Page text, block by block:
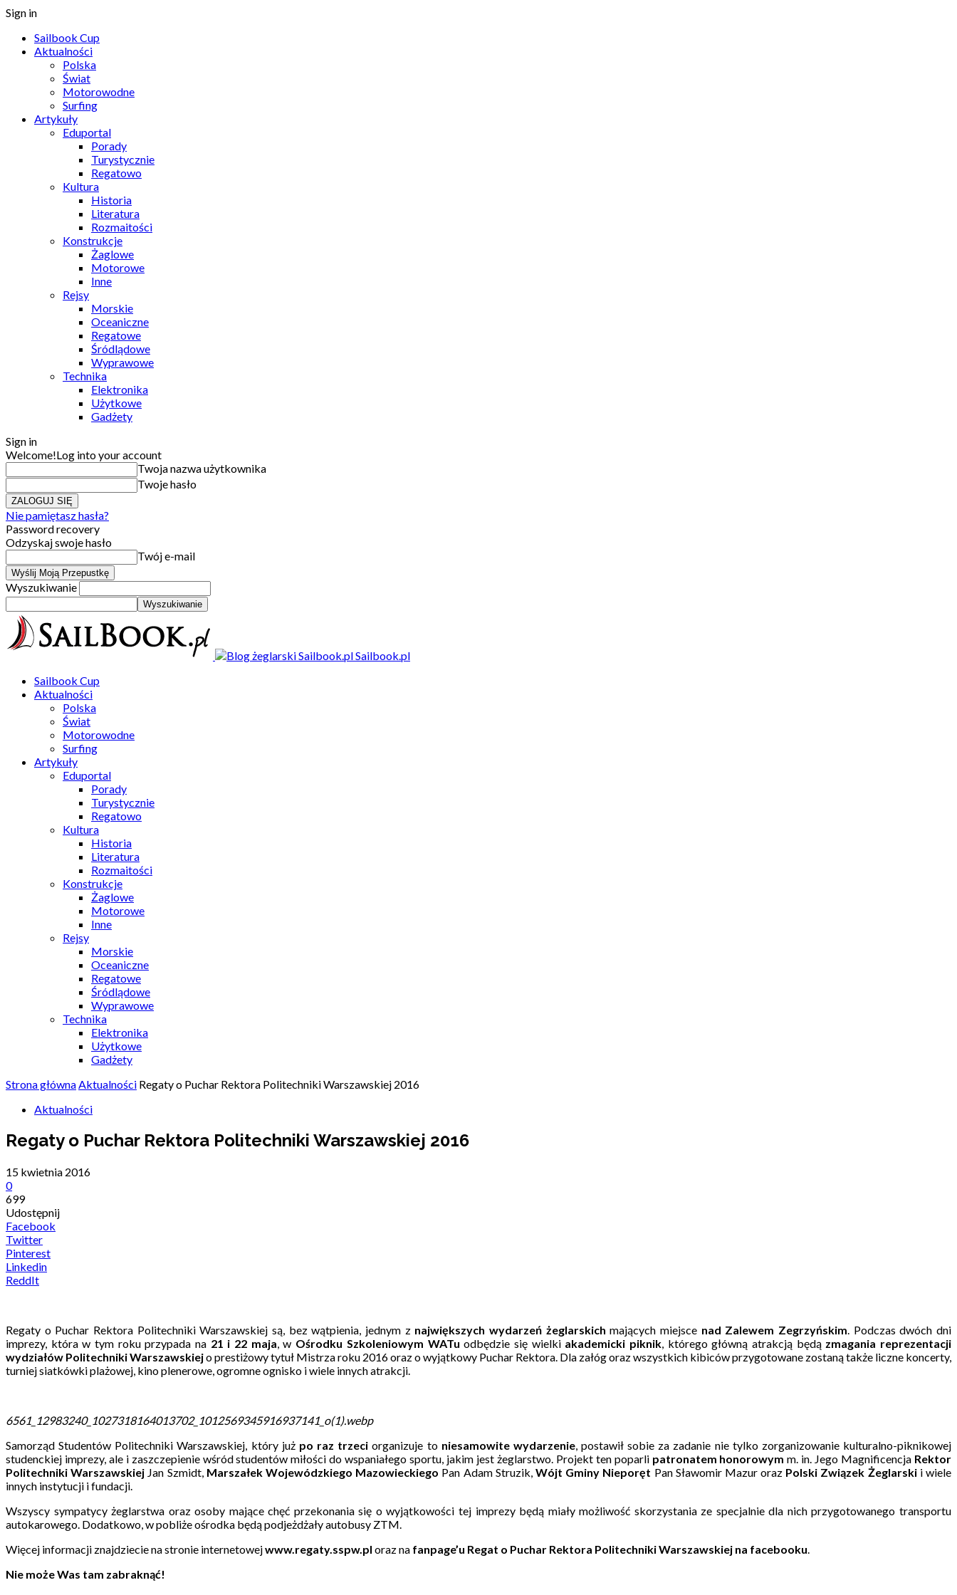
Sign in
Sailbook Cup
Aktualności
Polska
Świat
Motorowodne
Surfing
Artykuły
Eduportal
Porady
Turystycznie
Regatowo
Kultura
Historia
Literatura
Rozmaitości
Konstrukcje
Żaglowe
Motorowe
Inne
Rejsy
Morskie
Oceaniczne
Regatowe
Śródlądowe
Wyprawowe
Technika
Elektronika
Użytkowe
Gadżety
Sign in
Welcome!Log into your account
Twoja nazwa użytkownika
Twoje hasło
Nie pamiętasz hasła?
Password recovery
Odzyskaj swoje hasło
Twój e-mail
Wyszukiwanie
Sailbook.pl
Sailbook Cup
Aktualności
Polska
Świat
Motorowodne
Surfing
Artykuły
Eduportal
Porady
Turystycznie
Regatowo
Kultura
Historia
Literatura
Rozmaitości
Konstrukcje
Żaglowe
Motorowe
Inne
Rejsy
Morskie
Oceaniczne
Regatowe
Śródlądowe
Wyprawowe
Technika
Elektronika
Użytkowe
Gadżety
Strona głównaAktualności Regaty o Puchar Rektora Politechniki Warszawskiej 2016
Aktualności
Regaty o Puchar Rektora Politechniki Warszawskiej 2016
15 kwietnia 2016
0
699
Udostępnij
Facebook
Twitter
Pinterest
Linkedin
ReddIt
Regaty o Puchar Rektora Politechniki Warszawskiej są, bez wątpienia, jednym z największych wydarzeń żeglarskich mających miejsce nad Zalewem Zegrzyńskim. Podczas dwóch dni
imprezy, która w tym roku przypada na 21 i 22 maja, w Ośrodku Szkoleniowym WATuodbędzie się wielki akademicki piknik, którego główną atrakcją będą zmagania reprezentacji
wydziałów Politechniki Warszawskiejo prestiżowy tytuł Mistrza roku 2016 oraz o wyjątkowy Puchar Rektora. Dla załóg oraz wszystkich kibiców przygotowane zostaną także liczne koncerty,
turniej siatkówki plażowej, kino plenerowe, ogromne ognisko i wiele innych atrakcji.
6561_12983240_1027318164013702_1012569345916937141_o(1).webp
Samorząd Studentów Politechniki Warszawskiej, który już po raz trzeci organizuje to niesamowite wydarzenie, postawił sobie za zadanie nie tylko zorganizowanie kulturalno-piknikowej
studenckiej imprezy, ale i zaszczepienie wśród studentów miłości do wspaniałego sportu, jakim jest żeglarstwo. Projekt ten poparli patronatem honorowym m. in. Jego Magnificencja Rektor
Politechniki Warszawskiej Jan Szmidt, Marszałek Wojewódzkiego Mazowieckiego Pan Adam Struzik, Wójt Gminy Nieporęt Pan Sławomir Mazur oraz Polski Związek Żeglarskii wiele
innych instytucji i fundacji.
Wszyscy sympatycy żeglarstwa oraz osoby mające chęć przekonania się o wyjątkowości tej imprezy będą miały możliwość skorzystania ze specjalnie dla nich przygotowanego transportu
autokarowego. Dodatkowo, w pobliże ośrodka będą podjeżdżały autobusy ZTM.
Więcej informacji znajdziecie na stronie internetowejwww.regaty.sspw.pl oraz na fanpage’u Regat o Puchar Rektora Politechniki Warszawskiej na facebooku.
Nie może Was tam zabraknąć!